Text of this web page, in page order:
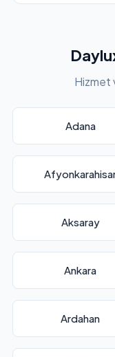
Hizmet
Adana
Aksaray
Ankara
Ardahan